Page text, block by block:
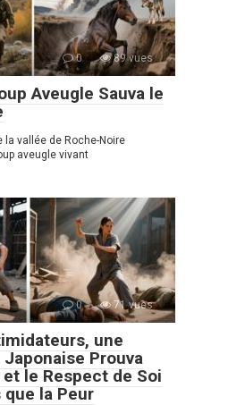
0 89 vues
Aveugle Sauva le
la vallée de Roche-Noire
aveugle vivant
0 71 vues
une
Prouva
le Respect de Soi
la Peur